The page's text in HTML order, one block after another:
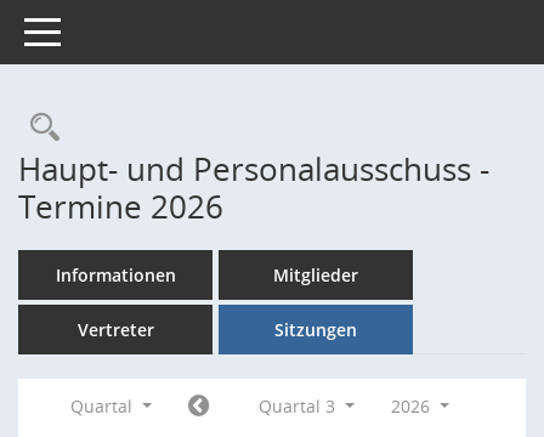
Toggle navigation
Rechercheauswahl
Haupt- und Personalausschuss -
Termine 2026
Informationen Mitglieder
Vertreter Sitzungen
Quartal Quartal 3
2026